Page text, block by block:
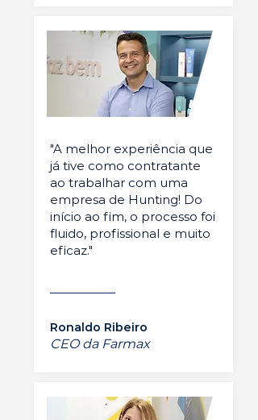
"A melhor experiência que
já tive como contratante
ao trabalhar com uma
empresa de Hunting! Do
início ao fim, o processo foi
fluido, profissional e muito
eficaz."
Ronaldo Ribeiro
CEO da Farmax